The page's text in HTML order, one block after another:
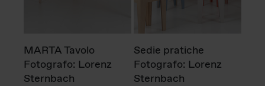
MARTA Tavolo
Fotografo: Lorenz
Sternbach
Sedie pratiche
Fotografo: Lorenz
Sternbach